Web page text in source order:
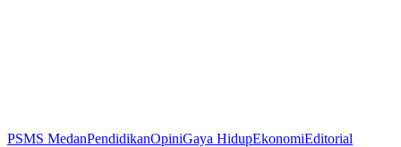
PSMS MedanPendidikanOpiniGaya HidupEkonomiEditorial